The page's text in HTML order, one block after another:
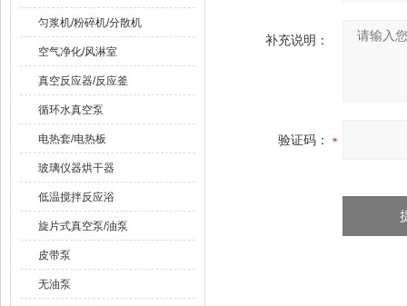
匀浆机/粉碎机/分散机
空气净化/风淋室
真空反应器/反应釜
循环水真空泵
电热套/电热板
玻璃仪器烘干器
低温搅拌反应浴
旋片式真空泵/油泵
皮带泵
无油泵
补充说明：
验证码：